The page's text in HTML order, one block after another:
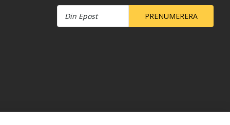
PRENUMERERA